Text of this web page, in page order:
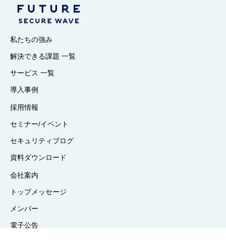
私たちの強み
解決できる課題 一覧
サービス 一覧
導入事例
採用情報
セミナー/イベント
セキュリティブログ
資料ダウンロード
会社案内
トップメッセージ
メンバー
電子公告